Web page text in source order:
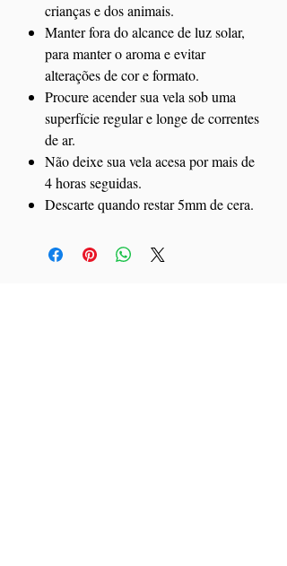
crianças e dos animais.
Manter fora do alcance de luz solar,
para manter o aroma e evitar
alterações de cor e formato.
Procure acender sua vela sob uma
superfície regular e longe de correntes
de ar.
Não deixe sua vela acesa por mais de
4 horas seguidas.
Descarte quando restar 5mm de cera.